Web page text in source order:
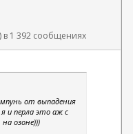
в 1 392 сообщениях
от выпадения
и перла это аж с
озоне)))